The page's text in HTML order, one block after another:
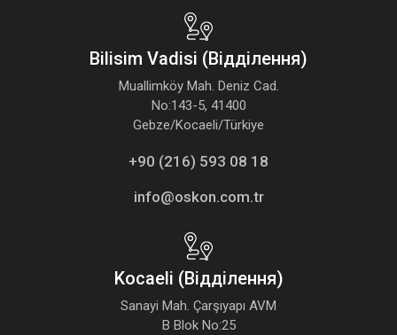
Bilisim Vadisi (Відділення)
Muallimköy Mah. Deniz Cad.
No:143-5, 41400
Gebze/Kocaeli/Türkiye
+90 (216) 593 08 18
info@oskon.com.tr
Kocaeli (Відділення)
Sanayi Mah. Çarşıyapı AVM
B Blok No:25